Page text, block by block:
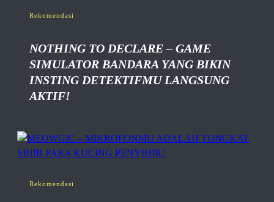
Rekomendasi
NOTHING TO DECLARE – GAME
SIMULATOR BANDARA YANG BIKIN
INSTING DETEKTIFMU LANGSUNG
AKTIF!
Rekomendasi